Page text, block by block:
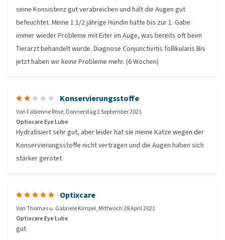
seine Konsistenz gut verabreichen und hält die Augen gut
befeuchtet. Meine 1 1/2 jährige Hündin hatte bis zur 1. Gabe
immer wieder Probleme mit Eiter im Auge, was bereits oft beim
Tierarzt behandelt wurde. Diagnose Conjunctivitis follikularis Bis
jetzt haben wir keine Probleme mehr. (6 Wochen)
Konservierungsstoffe
Von Fabienne Rose, Donnerstag 2 September 2021
Optixcare Eye Lube
Hydratisiert sehr gut, aber leider hat sie meine Katze wegen der
Konservierungsstoffe nicht vertragen und die Augen haben sich
stärker gerötet
Optixcare
VonThomas u. Gabriele Kimpel, Mittwoch 28 April 2021
Optixcare Eye Lube
gut